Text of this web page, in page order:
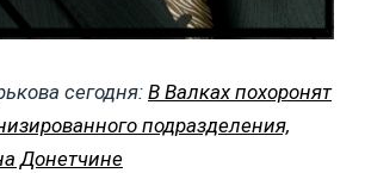
сегодня: В Валках похоронят
подразделения,
Донетчине